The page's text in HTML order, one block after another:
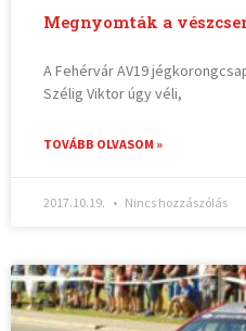
Megnyomták a
A Fehérvár AV19
Szélig Viktor úgy véli,
TOVÁBB OLVASOM »
2017.10.19. Nincs hozzászólás